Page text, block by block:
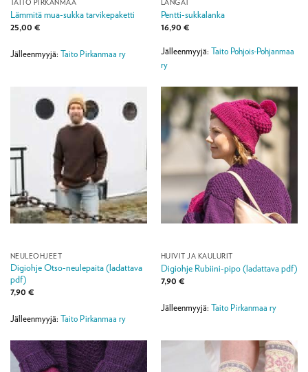
TAITO PIRKANMAA
Lämmitä mua-sukka tarvikepaketti
25,00 €
Jälleenmyyjä: Taito Pirkanmaa ry
LANGAT
Pentti-sukkalanka
16,90 €
Jälleenmyyjä: Taito Pohjois-Pohjanmaa
ry
NEULEOHJEET
Digiohje Otso-neulepaita (ladattava
pdf)
7,90 €
Jälleenmyyjä: Taito Pirkanmaa ry
HUIVIT JA KAULURIT
Digiohje Rubiini-pipo (ladattava pdf)
7,90 €
Jälleenmyyjä: Taito Pirkanmaa ry